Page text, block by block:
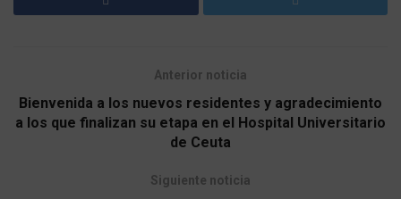
Anterior noticia
Bienvenida a los nuevos residentes y agradecimiento
a los que finalizan su etapa en el Hospital Universitario
de Ceuta
Siguiente noticia